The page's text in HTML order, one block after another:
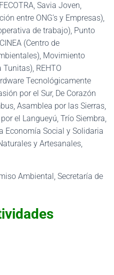
Savia Joven,
entre ONG’s y Empresas),
de trabajo), Punto
(Centro de
Movimiento
REHTO
Tecnológicamente
por el Sur, De Corazón
Asamblea por las Sierras,
el Langueyú, Trío Siembra,
Economía Social y Solidaria
y Artesanales,
Ambiental, Secretaría de